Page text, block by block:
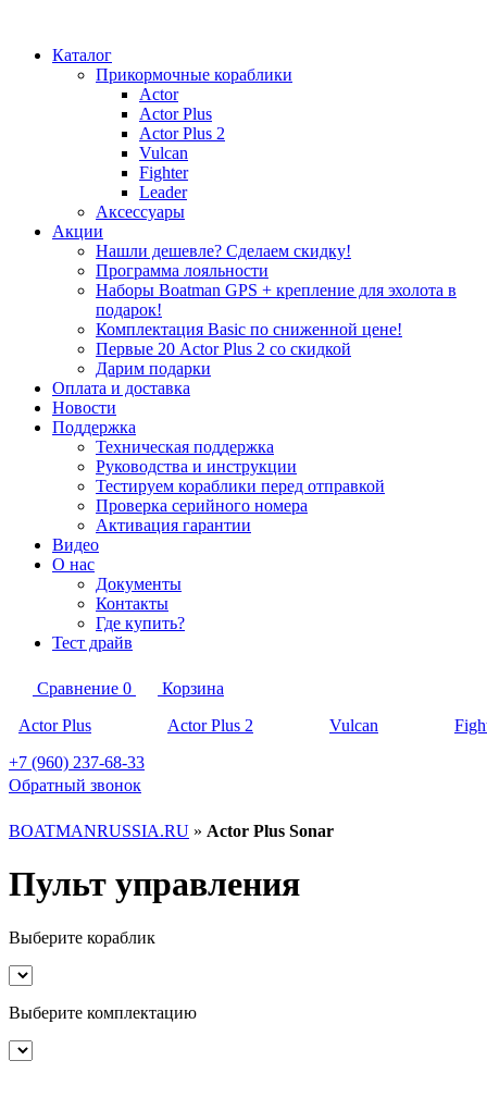
Каталог
Прикормочные кораблики
Actor
Actor Plus
Actor Plus 2
Vulcan
Fighter
Leader
Аксессуары
Акции
Нашли дешевле? Сделаем скидку!
Программа лояльности
Наборы Boatman GPS + крепление для эхолота в
подарок!
Комплектация Basic по сниженной цене!
Первые 20 Actor Plus 2 со скидкой
Дарим подарки
Оплата и доставка
Новости
Поддержка
Техническая поддержка
Руководства и инструкции
Тестируем кораблики перед отправкой
Проверка серийного номера
Активация гарантии
Видео
О нас
Документы
Контакты
Где купить?
Тест драйв
Сравнение 0
Корзина
Actor Plus
Actor Plus 2 Vulcan
+7 (960) 237-68-33
Обратный звонок
BOATMANRUSSIA.RU » Actor Plus Sonar
Пульт управления
Выберите кораблик
Выберите комплeктацию